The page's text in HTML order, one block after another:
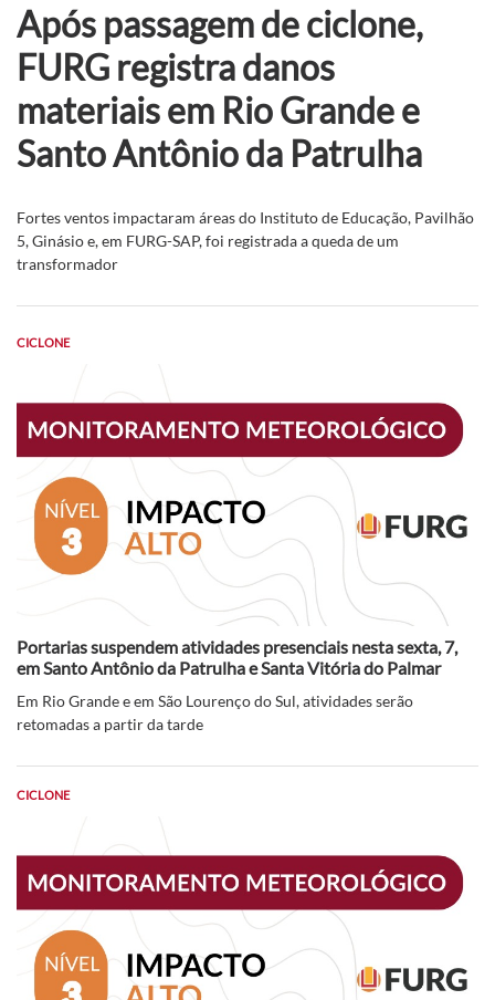
Após passagem de ciclone,
FURG registra danos
materiais em Rio Grande e
Santo Antônio da Patrulha
Fortes ventos impactaram áreas do Instituto de Educação, Pavilhão
5, Ginásio e, em FURG-SAP, foi registrada a queda de um
transformador
CICLONE
Portarias suspendem atividades presenciais nesta sexta, 7,
em Santo Antônio da Patrulha e Santa Vitória do Palmar
Em Rio Grande e em São Lourenço do Sul, atividades serão
retomadas a partir da tarde
CICLONE